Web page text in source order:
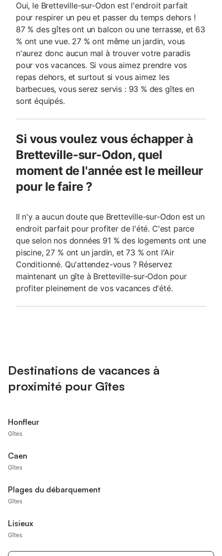
Oui, le Bretteville-sur-Odon est l'endroit parfait
pour respirer un peu et passer du temps dehors !
87 % des gîtes ont un balcon ou une terrasse, et 63
% ont une vue. 27 % ont même un jardin, vous
n'aurez donc aucun mal à trouver votre paradis
pour vos vacances. Si vous aimez prendre vos
repas dehors, et surtout si vous aimez les
barbecues, vous serez servis : 93 % des gîtes en
sont équipés.
Si vous voulez vous échapper à
Bretteville-sur-Odon, quel
moment de l'année est le meilleur
pour le faire ?
Il n'y a aucun doute que Bretteville-sur-Odon est un
endroit parfait pour profiter de l'été. C'est parce
que selon nos données 91 % des logements ont une
piscine, 27 % ont un jardin, et 73 % ont l'Air
Conditionné. Qu'attendez-vous ? Réservez
maintenant un gîte à Bretteville-sur-Odon pour
profiter pleinement de vos vacances d'été.
Destinations de vacances à
proximité pour Gîtes
Honfleur
Gîtes
Caen
Gîtes
Plages du débarquement
Gîtes
Lisieux
Gîtes